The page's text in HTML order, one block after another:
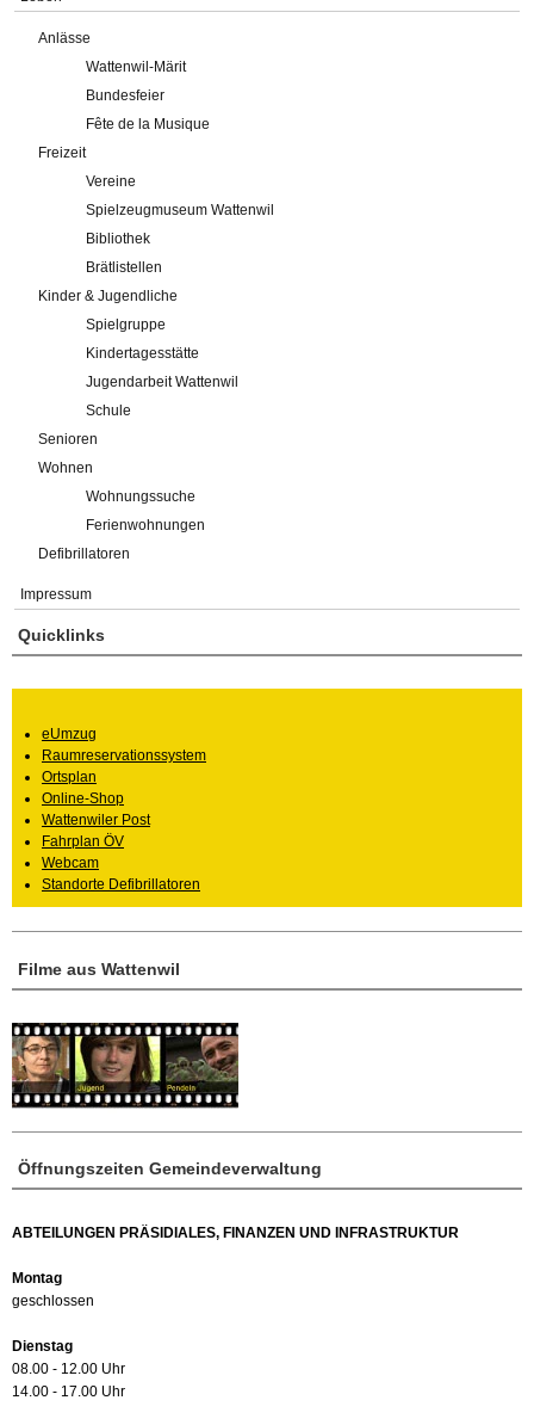
Anlässe
Wattenwil-Märit
Bundesfeier
Fête de la Musique
Freizeit
Vereine
Spielzeugmuseum Wattenwil
Bibliothek
Brätlistellen
Kinder & Jugendliche
Spielgruppe
Kindertagesstätte
Jugendarbeit Wattenwil
Schule
Senioren
Wohnen
Wohnungssuche
Ferienwohnungen
Defibrillatoren
Impressum
Öffnungszeiten Gemeindeverwaltung
ABTEILUNGEN PRÄSIDIALES, FINANZEN UND INFRASTRUKTUR
Montag
geschlossen
Dienstag
08.00 - 12.00 Uhr
14.00 - 17.00 Uhr
Filme aus Wattenwil
Quicklinks
eUmzug
Raumreservationssystem
Ortsplan
Online-Shop
Wattenwiler Post
Fahrplan ÖV
Webcam
Standorte Defibrillatoren